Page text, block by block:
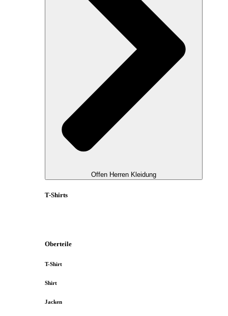
Offen Herren Kleidung
T-Shirts
Oberteile
T-Shirt
Shirt
Jacken